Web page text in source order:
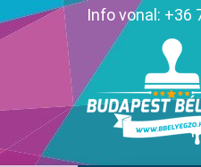
Info vonal: +36